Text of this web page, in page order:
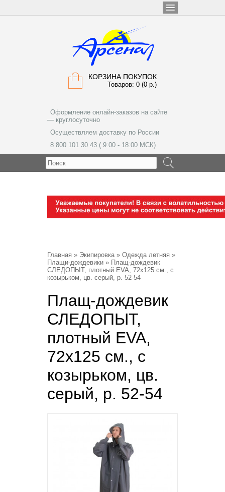
КОРЗИНА ПОКУПОК
Товаров: 0 (0 р.)
Оформление онлайн-заказов на сайте
— круглосуточно
Осуществляем доставку по России
8 800 101 30 43 ( 9:00 - 18:00 МСК)
Главная » Экипировка» Одежда летняя »
Плащи-дождевики » Плащ-дождевик
СЛЕДОПЫТ, плотный EVA, 72х125 см., с
козырьком, цв. серый, р. 52-54
Плащ-дождевик
СЛЕДОПЫТ,
плотный EVA,
72х125 см., с
козырьком, цв.
серый, р. 52-54